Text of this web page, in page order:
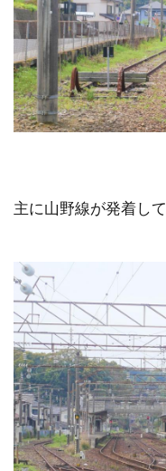
主に山野線が発着し